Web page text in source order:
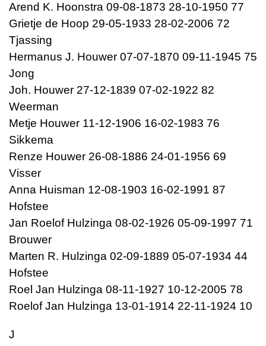
Arend K. Hoonstra 09-08-1873 28-10-1950 77
Grietje de Hoop 29-05-1933 28-02-2006 72
Tjassing
Hermanus J. Houwer 07-07-1870 09-11-1945 75
Jong
Joh. Houwer 27-12-1839 07-02-1922 82
Weerman
Metje Houwer 11-12-1906 16-02-1983 76
Sikkema
Renze Houwer 26-08-1886 24-01-1956 69
Visser
Anna Huisman 12-08-1903 16-02-1991 87
Hofstee
Jan Roelof Hulzinga 08-02-1926 05-09-1997 71
Brouwer
Marten R. Hulzinga 02-09-1889 05-07-1934 44
Hofstee
Roel Jan Hulzinga 08-11-1927 10-12-2005 78
Roelof Jan Hulzinga 13-01-1914 22-11-1924 10
J